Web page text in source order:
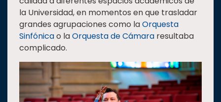
la Universidad, en momentos en que trasladar
grandes agrupaciones como laOrquesta
Sinfónicao laOrquesta de Cámara resultaba
complicado.